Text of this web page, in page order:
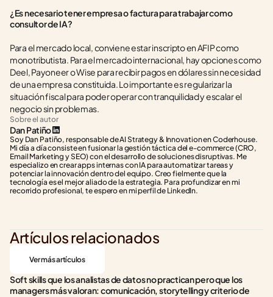
¿Es necesario tener empresa o factura para trabajar como
consultor de IA?
Para el mercado local, conviene estar inscripto en AFIP como
monotributista. Para el mercado internacional, hay opciones como
Deel, Payoneer o Wise para recibir pagos en dólares sin necesidad
de una empresa constituida. Lo importante es regularizar la
situación fiscal para poder operar con tranquilidad y escalar el
negocio sin problemas.
Sobre el autor
Dan Patiño
Soy Dan Patiño, responsable de AI Strategy & Innovation en Coderhouse.
Mi día a día consiste en fusionar la gestión táctica del e-commerce (CRO,
Email Marketing y SEO) con el desarrollo de soluciones disruptivas. Me
especializo en crear apps internas con IA para automatizar tareas y
potenciar la innovación dentro del equipo. Creo fielmente que la
tecnología es el mejor aliado de la estrategia. Para profundizar en mi
recorrido profesional, te espero en mi perfil de LinkedIn.
Artículos relacionados
Ver más artículos
Soft skills que los analistas de datos no practican pero que los
managers más valoran: comunicación, storytelling y criterio de